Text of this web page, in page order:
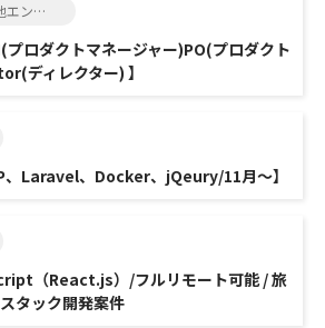
契約社員 / SE, その他エンジニア関連
プロダクトマネージャー)PO(プロダクト
ディレクター) 】
、Laravel、Docker、jQeury/11月～】
（React.js）/フルリモート可能 / 旅
タック開発案件